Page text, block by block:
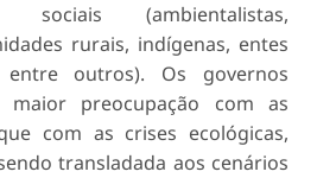
sociais (ambientalistas,
rurais, indígenas, entes
entre outros). Os governos
maior preocupação com as
com as crises ecológicas,
transladada aos cenários